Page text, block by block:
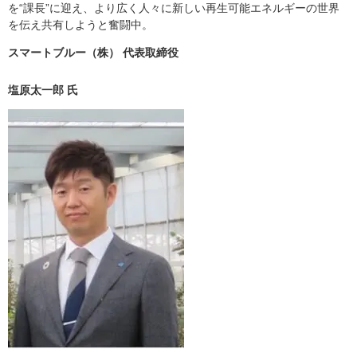
を“課長”に迎え、より広く人々に新しい再生可能エネルギーの世界
を伝え共有しようと奮闘中。
スマートブルー（株） 代表取締役
塩原太一郎 氏